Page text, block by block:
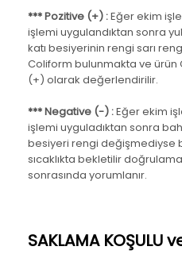
*** Pozitive (+) :Eğer ekim
işlemi uygulandıktan sonra
katı besiyerinin rengi sarı
Coliform bulunmakta ve
(+) olarak değerlendirilir.
*** Negative (-) :Eğer ekim
işlemi uyguladıktan sonra
besiyeri rengi değişmediyse
sıcaklıkta bekletilir
sonrasında yorumlanır.
SAKLAMA KOŞULU